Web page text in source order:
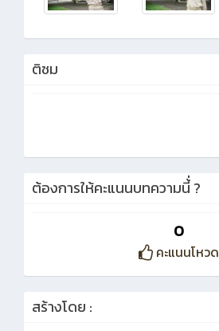
ติชม
ต้องการให้คะแนนบทความนี้่ ?
0
คะแนนโหวด
สร้างโดย :